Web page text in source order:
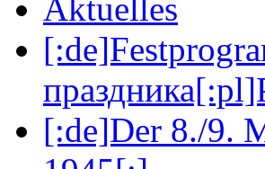
Aktuelles
[:de]Der 8./9.